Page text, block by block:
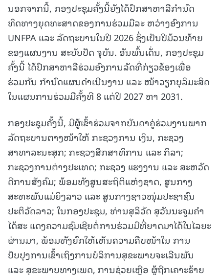
ນອກຈາກນີ້, ກອງປະຊຸມຄັ້ງນີ້ຍັງໄດ້ປຶກສາຫາລືກຳນົດ
ທິດທາງຍຸດທະສາດຂອງການຮ່ວມມືລະ ຫວ່າງອົງການ
UNFPA ແລະ ລັດຖະບານໃນປີ 2026 ຊຶ່ງເປັນປີມ້ວນທ້າຍ
ຂອງແຜນງານ ສະບັບປັດ ຈຸບັນ. ອັນພົ້ນເດັ່ນ, ກອງປະຊຸມ
ຄັ້ງນີ້ ໄດ້ປຶກສາຫາລືຮ່ວມອົງການລັດທີ່ກ່ຽວຂ້ອງເພື່ອ
ຮ່ວມກັນ ກຳນົດແຜນດຳເນີນງານ ແລະ ໜ້າວຽກບຸລິມະສິດ
ໃນແຜນການຮ່ວມມືຄັ້ງທີ 8 ແຕ່ປີ 2027 ຫາ 2031.
ກອງປະຊຸມຄັ້ງນີ້, ມີຜູ້ເຂົ້າຮ່ວມຈາກບັນດາຄູ່ຮ່ວມງານພາກ
ລັດຖະບານຕາງໜ້າໃຫ້ ກະຊວງການ ເງິນ, ກະຊວງ
ສາທາລະນະສຸກ; ກະຊວງສຶກສາທິການ ແລະ ກິລາ;
ກະຊວງການຕ່າງປະເທດ; ກະຊວງ ແຮງງານ ແລະ ສະຫວັດ
ດີການສັງຄົມ; ພ້ອມທັງສູນສະຖິຕິແຫ່ງຊາດ, ສູນກາງ
ສະຫະພັນແມ່ຍິງລາວ ແລະ ສູນກາງຊາວໜຸ່ມປະຊາຊົນ
ປະຕິວັດລາວ; ໃນກອງປະຊຸມ, ທ່ານສຸລິວັດ ສຸວັນນະຈູມຄຳ
ໄດ້ສະ ແດງຄວາມຊົມເຊີຍຕໍ່ການຮ່ວມມືທີ່ຍາດມາໄດ້ໃນໄລຍະ
ຜ່ານມາ, ພ້ອມທັງຍົກໃຫ້ເຫັນຄວາມຄືບໜ້າໃນ ການ
ປັບປຸງການເຂົ້າເຖິງການບໍລິການສຸຂະພາບຈະເລີນພັນ
ແລະ ສຸຂະພາບທາງເພດ, ການຊ່ວຍເຫຼືອ ຜູ້ຖືກເຄາະຮ້າຍ